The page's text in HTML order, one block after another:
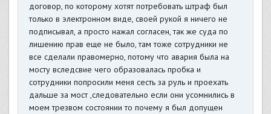
договор, по которому хотят потребовать штраф был
только в электронном виде, своей рукой я ничего не
подписывал, а просто нажал согласен, так же суда по
лишению прав еще не было, там тоже сотрудники не
все сделали правомерно, потому что авария была на
мосту вследсвие чего образовалась пробка и
сотрудники попросили меня сесть за руль и проехать
дальше за мост ,следовательно если они усомнились в
моем трезвом состоянии то почему я был допущен